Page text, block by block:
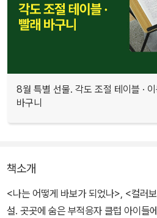
8월 특별 선물. 각도 조절 테이블 ·
바구니
책소개
<나는 어떻게 바보가 되었나>, <컬러
설. 곳곳에 숨은 부적응자 클럽 아이들